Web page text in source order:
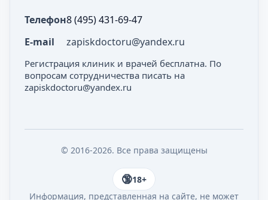
Телефон8 (495) 431-69-47
E-mail
zapiskdoctoru@yandex.ru
Регистрация клиник и врачей бесплатна. По
вопросам сотрудничества писать на
zapiskdoctoru@yandex.ru
© 2016-2026. Все права защищены
18+
Информация, представленная на сайте, не может